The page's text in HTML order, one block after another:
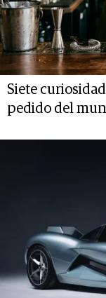
Siete
pedido del